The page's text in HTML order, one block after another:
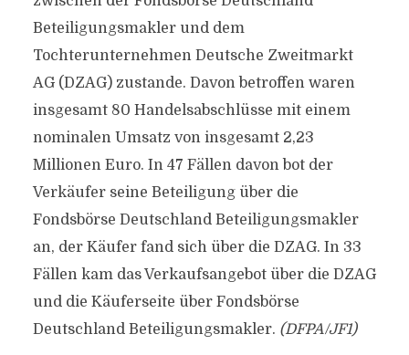
Beteiligungsmakler und dem
Tochterunternehmen Deutsche Zweitmarkt
AG (DZAG) zustande. Davon betroffen waren
insgesamt 80 Handelsabschlüsse mit einem
nominalen Umsatz von insgesamt 2,23
Millionen Euro. In 47 Fällen davon bot der
Verkäufer seine Beteiligung über die
Fondsbörse Deutschland Beteiligungsmakler
an, der Käufer fand sich über die DZAG. In 33
Fällen kam das Verkaufsangebot über die DZAG
und die Käuferseite über Fondsbörse
Deutschland Beteiligungsmakler. (DFPA/JF1)